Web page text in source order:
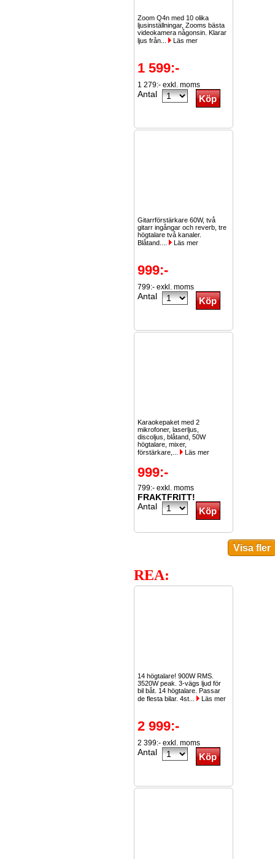
Zoom Q4n med 10 olika
ljusinställningar, Zooms bästa
videokamera någonsin. Klarar
ljus från...
Läs mer
1 599:-
1 279:- exkl. moms
Antal
Gitarrförstärkare 60W, två
gitarr ingångar och reverb, tre
högtalare två kanaler.
Blåtand....
Läs mer
999:-
799:- exkl. moms
Antal
Karaokepaket med 2
mikrofoner, laserljus,
discoljus, blåtand, 50W
högtalare, mixer,
förstärkare,...
Läs mer
999:-
799:- exkl. moms
FRAKTFRITT!
Antal
REA:
14 högtalare! 900W RMS.
3520W peak. 3-vägs ljud för
bil båt. 14 högtalare. Passar
de flesta bilar. 4st...
Läs mer
2 999:-
2 399:- exkl. moms
Antal